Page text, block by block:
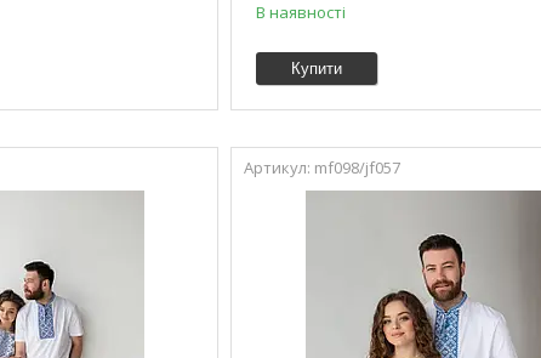
В наявності
Купити
mf098/jf057